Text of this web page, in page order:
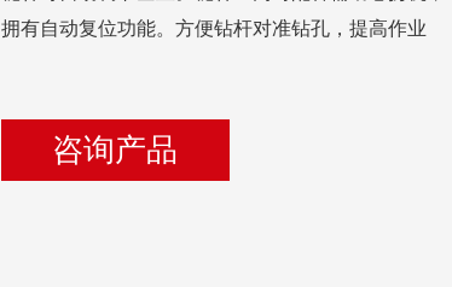
拥有自动复位功能。方便钻杆对准钻孔，提高作业
咨询产品